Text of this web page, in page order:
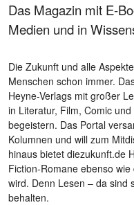
Das Magazin mit E-
Medien und in
Die Zukunft und alle
Menschen schon immer.
Heyne-Verlags mit großer
in Literatur, Film, Comic
begeistern. Das Portal
Kolumnen und will zum
hinaus bietet diezukunft.de
Fiction-Romane ebenso
wird. Denn Lesen – da sind
behalten.